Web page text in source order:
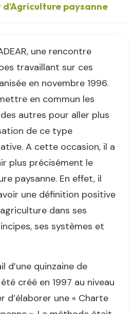
paysanne
une rencontre
travaillant sur ces
en novembre 1996.
en commun les
autres pour aller plus
de ce type
A cette occasion, il a
plus précisément le
paysanne. En effet, il
une définition positive
dans ses
ses systèmes et
d’une quinzaine de
créé en 1997 au niveau
d’élaborer une « Charte